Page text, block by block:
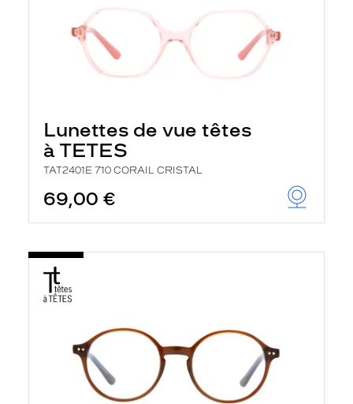
Lunettes de vue têtes
à TETES
TAT2401E 710 CORAIL CRISTAL
69,00 €